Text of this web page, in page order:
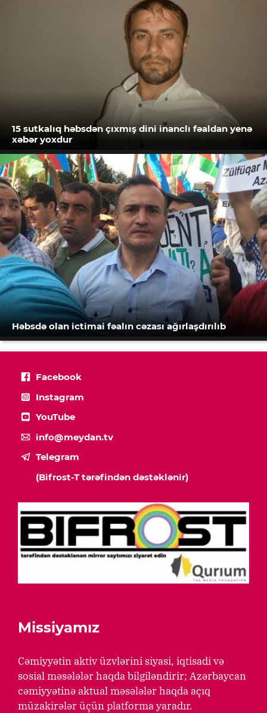
15 sutkalıq həbsdən çıxmış dini inanclı fəaldan yenə
xəbər yoxdur
Həbsdə olan ictimai fəalın cəzası ağırlaşdırılıb
Facebook
Instagram
YouTube
info@meydan.tv
Telegram
(Bifrost-T tərəfindən dəstəklənir)
Missiyamız
Cəmiyyətin aktiv üzvlərini siyasi, iqtisadi və
sosial məsələlər haqda bilgiləndirir; Azərbaycan
cəmiyyətinə aktual məsələlər haqda açıq
müzakirələr üçün platforma yaradır.